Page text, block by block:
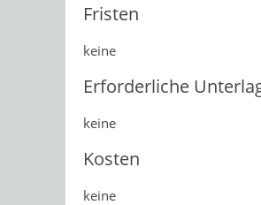
Fristen
keine
Erforderliche
keine
Kosten
keine